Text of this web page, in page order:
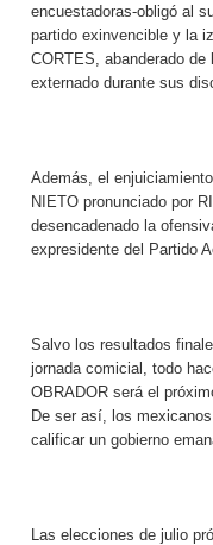
encuestadoras-obligó al
partido exinvencible y la
CORTES, abanderado de
externado durante sus
Además, el
NIETO pronunciado por
desencadenado la
expresidente del Partido
Salvo los resultados
jornada comicial, todo
OBRADOR será el
De ser así, los
calificar un gobierno
Las elecciones de julio